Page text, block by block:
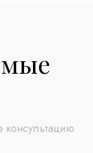
консультацию